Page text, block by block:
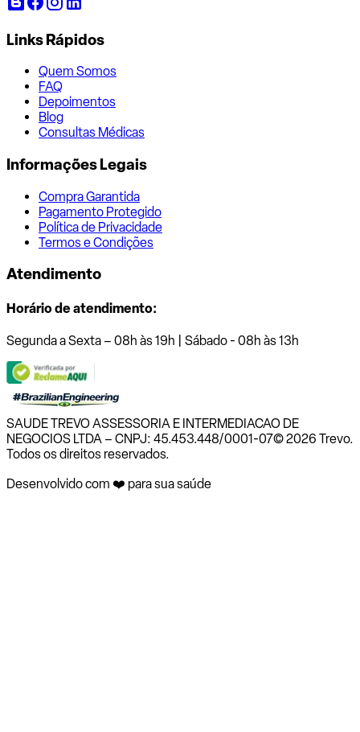
Links Rápidos
Quem Somos
FAQ
Depoimentos
Blog
Consultas Médicas
Informações Legais
Compra Garantida
Pagamento Protegido
Política de Privacidade
Termos e Condições
Atendimento
Horário de atendimento:
Segunda a Sexta – 08h às 19h | Sábado - 08h às 13h
SAUDE TREVO ASSESSORIA E INTERMEDIACAO DE
NEGOCIOS LTDA – CNPJ: 45.453.448/0001-07© 2026 Trevo.
Todos os direitos reservados.
Desenvolvido com ❤️ para sua saúde